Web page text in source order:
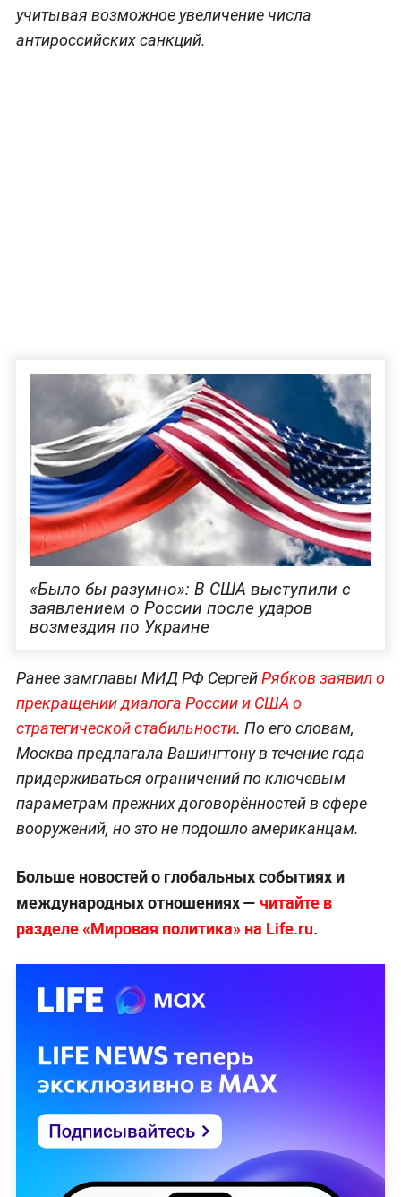
учитывая возможное увеличение числа
антироссийских санкций.
«Было бы разумно»: В США выступили с
заявлением о России после ударов
возмездия по Украине
Ранее замглавы МИД РФ СергейРябков заявил о
прекращении диалога России и США о
стратегической стабильности. По его словам,
Москва предлагала Вашингтону в течение года
придерживаться ограничений по ключевым
параметрам прежних договорённостей в сфере
вооружений, но это не подошло американцам.
Больше новостей о глобальных событиях и
международных отношениях — читайте в
разделе «Мировая политика» на Life.ru.